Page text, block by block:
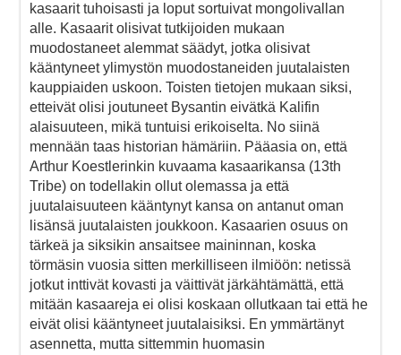
kasaarit tuhoisasti ja loput sortuivat mongolivallan
alle. Kasaarit olisivat tutkijoiden mukaan
muodostaneet alemmat säädyt, jotka olisivat
kääntyneet ylimystön muodostaneiden juutalaisten
kauppiaiden uskoon. Toisten tietojen mukaan siksi,
etteivät olisi joutuneet Bysantin eivätkä Kalifin
alaisuuteen, mikä tuntuisi erikoiselta. No siinä
mennään taas historian hämäriin. Pääasia on, että
Arthur Koestlerinkin kuvaama kasaarikansa (13th
Tribe) on todellakin ollut olemassa ja että
juutalaisuuteen kääntynyt kansa on antanut oman
lisänsä juutalaisten joukkoon. Kasaarien osuus on
tärkeä ja siksikin ansaitsee maininnan, koska
törmäsin vuosia sitten merkilliseen ilmiöön: netissä
jotkut inttivät kovasti ja väittivät järkähtämättä, että
mitään kasaareja ei olisi koskaan ollutkaan tai että he
eivät olisi kääntyneet juutalaisiksi. En ymmärtänyt
asennetta, mutta sittemmin huomasin